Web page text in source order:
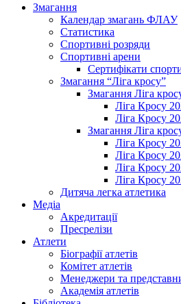
Змагання
Календар змагань ФЛАУ
Статистика
Спортивні розряди
Спортивні арени
Сертифікати
Змагання “Ліга кросу”
Змагання Ліга
Ліга Кросу
Ліга Кросу
Змагання Ліга
Ліга Кросу
Ліга Кросу
Ліга Кросу
Ліга Кросу
Дитяча легка атлетика
Медіа
Акредитації
Пресрелізи
Атлети
Біографії атлетів
Комітет атлетів
Менеджери та
Академія атлетів